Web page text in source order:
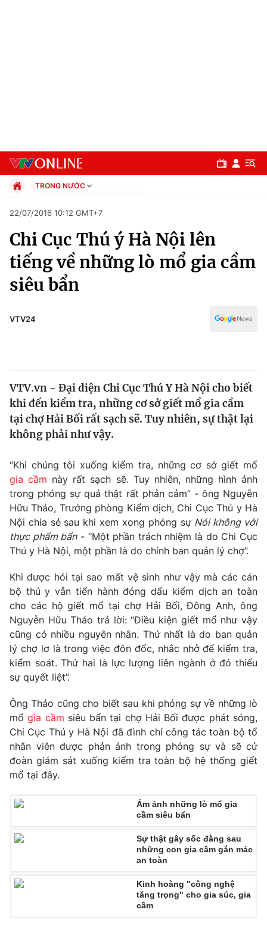
Chuyên mục
Chính trị
Thế giới
Tin tức
Câu chuyện quốc tế
Kinh tế
Tài chính
Thị trường
Góc doanh nghiệp
Dữ liệu và đời sống
Truyền hình
Phim VTV
Nhân vật
Khán giả
Giải sao mai
Giải trí
Điện ảnh
Âm nhạc
Sao
Đời sống
Du lịch
Làm đẹp
Chất lượng cuộc sống
Giáo dục
Tuyển sinh
Học trực tuyến
Công nghệ
Hitech Công nghệ tương lai
Sản phẩm
Thị trường
Tư vấn
Giao lưu trực tuyến
Lịch phát sóng
Chuyên mục khác
Infographic
Shorts video
VTV Money VTV Thể thao
TRONG NƯỚC
Xã hội
Pháp luật
Kinh tế
Thể thao
Truyền hình
22/07/2016 10:12 GMT+7
Chi Cục Thú ý Hà Nội lên
tiếng về những lò mổ gia cầm
siêu bẩn
VTV24
VTV.vn - Đại diện Chi Cục Thú Y Hà Nội cho biết
khi đến kiểm tra, những cơ sở giết mổ gia cầm
tại chợ Hải Bối rất sạch sẽ. Tuy nhiên, sự thật lại
không phải như vậy.
“Khi chúng tôi xuống kiểm tra, những cơ sở giết mổ
gia cầm này rất sạch sẽ. Tuy nhiên, những hình ảnh
trong phóng sự quả thật rất phản cảm” - ông Nguyễn
Hữu Thảo, Trưởng phòng Kiểm dịch, Chi Cục Thú y Hà
Nội chia sẻ sau khi xem xong phóng sự Nói không với
thực phẩm bẩn- “Một phần trách nhiệm là do Chi Cục
Thú y Hà Nội, một phần là do chính ban quản lý chợ”.
Khi được hỏi tại sao mất vệ sinh như vậy mà các cán
bộ thú y vẫn tiến hành đóng dấu kiểm dịch an toàn
cho các hộ giết mổ tại chợ Hải Bối, Đông Anh, ông
Nguyễn Hữu Thảo trả lời: “Điều kiện giết mổ như vậy
cũng có nhiều nguyên nhân. Thứ nhất là do ban quản
lý chợ lơ là trong việc đôn đốc, nhắc nhở để kiểm tra,
kiểm soát. Thứ hai là lực lượng liên ngành ở đó thiếu
sự quyết liệt”.
Ông Thảo cũng cho biết sau khi phóng sự về những lò
mổgia cầm siêu bẩn tại chợ Hải Bối được phát sóng,
Chi Cục Thú y Hà Nội đã đình chỉ công tác toàn bộ tổ
nhân viên được phản ánh trong phóng sự và sẽ cử
đoàn giám sát xuống kiểm tra toàn bộ hệ thống giết
mổ tại đây.
Ám ảnh những lò mổ gia
cầm siêu bẩn
Sự thật gây sốc đằng sau
những con gia cầm gắn mác
an toàn
Kinh hoàng "công nghệ
tăng trọng" cho gia súc, gia
cầm